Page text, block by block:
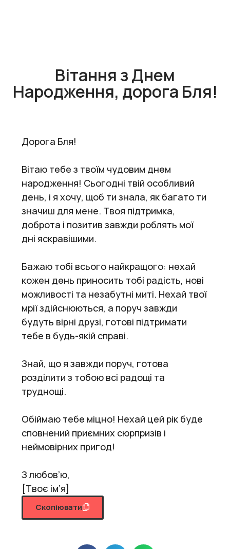
Вітання з Днем
Народження, дорога Бля!
Дорога Бля!
Вітаю тебе з твоїм чудовим днем
народження! Сьогодні твій особливий
день, і я хочу, щоб ти знала, як багато ти
значиш для мене. Твоя підтримка,
доброта і позитив завжди роблять мої
дні яскравішими.
Бажаю тобі всього найкращого: нехай
кожен день приносить тобі радість, нові
можливості та незабутні миті. Нехай твої
мрії здійснюються, а поруч завжди
будуть вірні друзі, готові підтримати
тебе в будь-якій справі.
Знай, що я завжди поруч, готова
розділити з тобою всі радощі та
труднощі.
Обіймаю тебе міцно! Нехай цей рік буде
сповнений приємних сюрпризів і
неймовірних пригод!
З любов’ю,
[Твоє ім’я]
Скопіювати